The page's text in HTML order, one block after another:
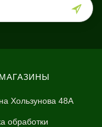
Хользунова 48А
обработки